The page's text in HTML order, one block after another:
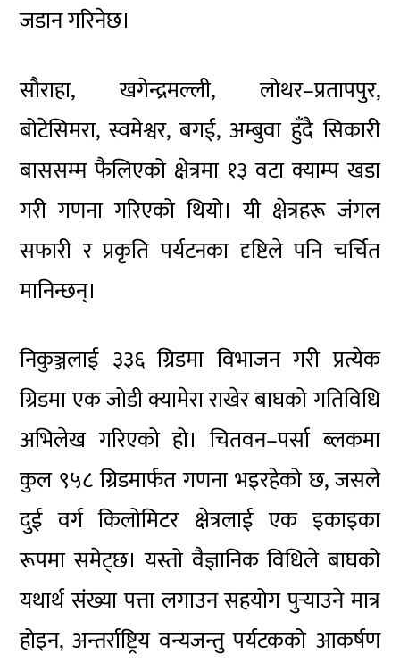
जडान गरिनेछ।
सौराहा, खगेन्द्रमल्ली, लोथर–प्रतापपुर,
बोटेसिमरा, स्वमेश्वर, बगई, अम्बुवा हुँदै सिकारी
बाससम्म फैलिएको क्षेत्रमा १३ वटा क्याम्प खडा
गरी गणना गरिएको थियो। यी क्षेत्रहरू जंगल
सफारी र प्रकृति पर्यटनका दृष्टिले पनि चर्चित
मानिन्छन्।
निकुञ्जलाई ३३६ ग्रिडमा विभाजन गरी प्रत्येक
ग्रिडमा एक जोडी क्यामेरा राखेर बाघको गतिविधि
अभिलेख गरिएको हो। चितवन–पर्सा ब्लकमा
कुल ९५८ ग्रिडमार्फत गणना भइरहेको छ, जसले
दुई वर्ग किलोमिटर क्षेत्रलाई एक इकाइका
रूपमा समेट्छ। यस्तो वैज्ञानिक विधिले बाघको
यथार्थ संख्या पत्ता लगाउन सहयोग पुर्‍याउने मात्र
होइन, अन्तर्राष्ट्रिय वन्यजन्तु पर्यटकको आकर्षण